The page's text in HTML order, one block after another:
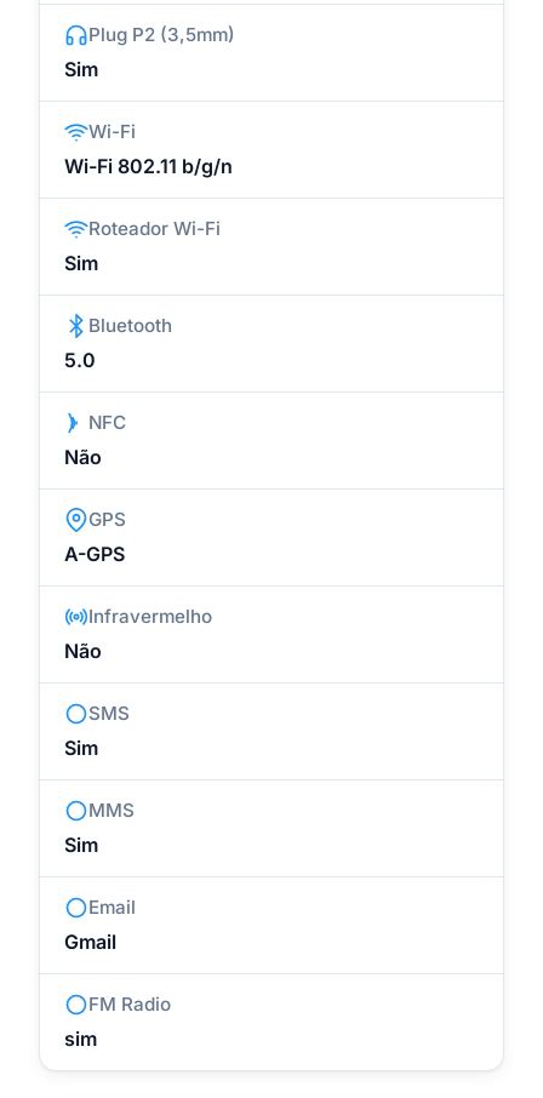
Plug P2 (3,5mm)
Sim
Wi-Fi
Wi-Fi 802.11 b/g/n
Roteador Wi-Fi
Sim
Bluetooth
5.0
NFC
Não
GPS
A-GPS
Infravermelho
Não
SMS
Sim
MMS
Sim
Email
Gmail
FM Radio
sim